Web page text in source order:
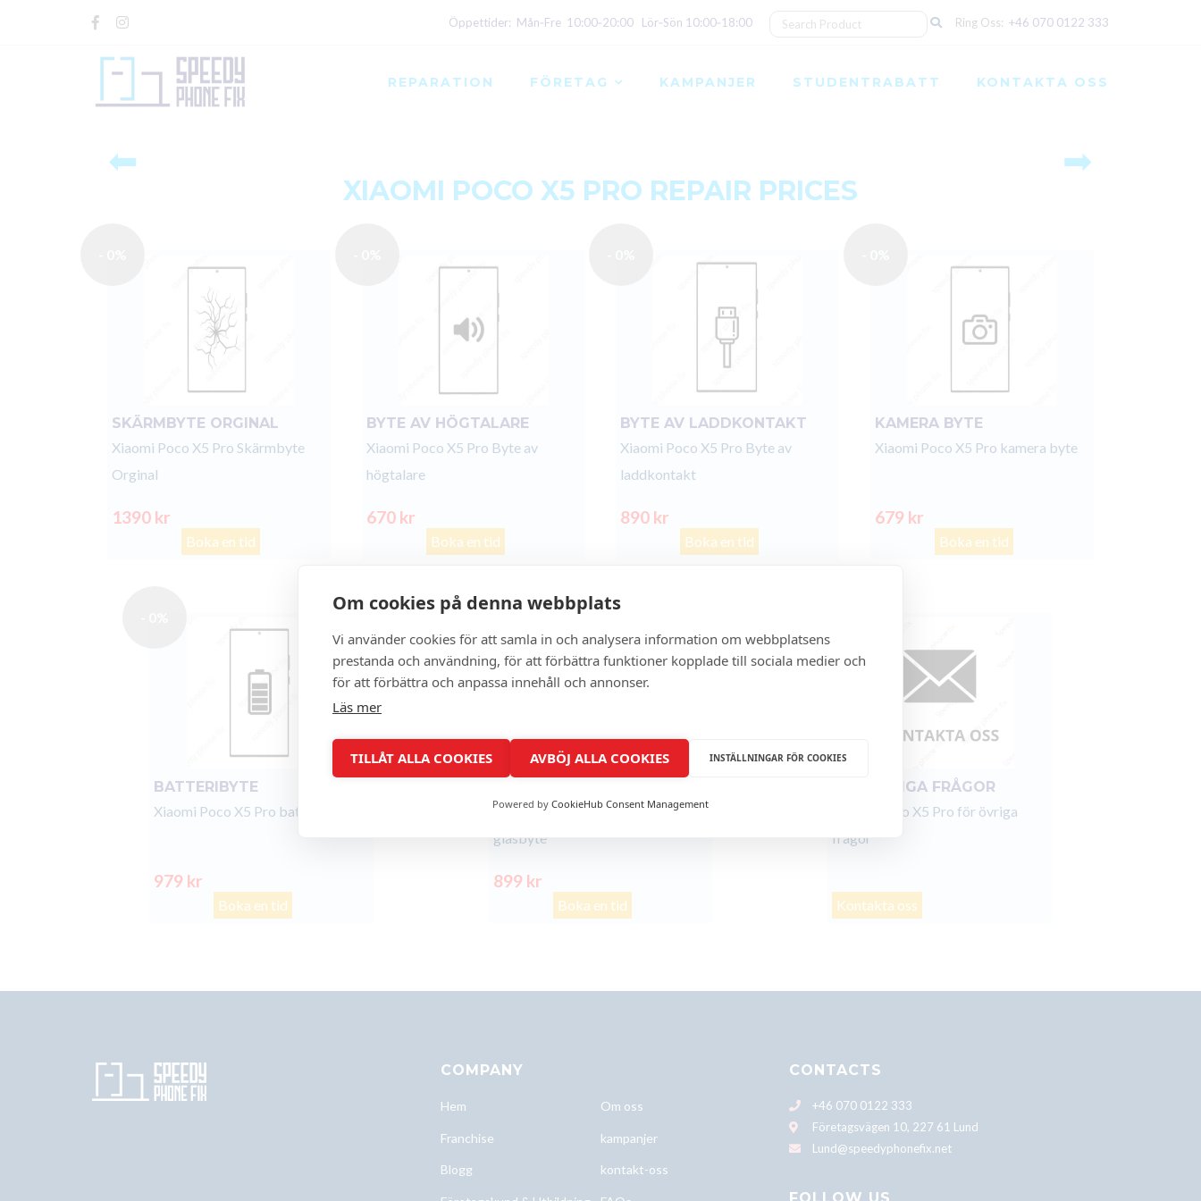
Öppettider: Mån‑Fre 10:00‑20:00 Lör‑Sön 10:00‑18:00 Ring Oss: +46 070 0122 333
REPARATION FÖRETAG KAMPANJER STUDENTRABATT KONTAKTA OSS
⬅ ➡
XIAOMI POCO X5 PRO REPAIR PRICES
SKÄRMBYTE ORGINAL
Xiaomi Poco X5 Pro Skärmbyte
Orginal
1390 kr
Boka en tid
BYTE AV HÖGTALARE
Xiaomi Poco X5 Pro Byte av
högtalare
670 kr
Boka en tid
BYTE AV LADDKONTAKT
Xiaomi Poco X5 Pro Byte av
laddkontakt
890 kr
Boka en tid
KAMERA BYTE
Xiaomi Poco X5 Pro kamera byte
679 kr
Boka en tid
BATTERIBYTE
Xiaomi Poco X5 Pro batteribyte
979 kr
Boka en tid
Xiaomi Poco X5 Pro baksida
glasbyte
899 kr
Boka en tid
FÖR ÖVRIGA FRÅGOR
Xiaomi Poco X5 Pro för övriga
frågor
Kontakta oss
COMPANY
Hem Om oss
Franchise kampanjer
Blogg kontakt-oss
CONTACTS
+46 070 0122 333
Företagsvägen 10, 227 61 Lund
Lund@speedyphonefix.net
Om cookies på denna webbplats
Vi använder cookies för att samla in och analysera information om webbplatsens
prestanda och användning, för att förbättra funktioner kopplade till sociala medier och
för att förbättra och anpassa innehåll och annonser.
Läs mer
TILLÅT ALLA COOKIES AVBÖJ ALLA COOKIES INSTÄLLNINGAR FÖR COOKIES
Powered by CookieHub Consent Management